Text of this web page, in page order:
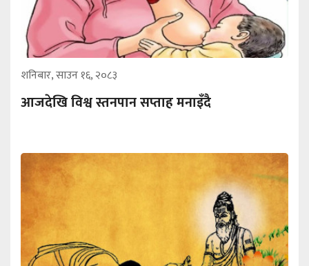
शनिबार, साउन १६, २०८३
आजदेखि विश्व स्तनपान सप्ताह मनाइँदै